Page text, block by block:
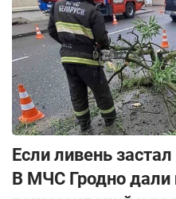
Если ливень
В МЧС Гродно дали